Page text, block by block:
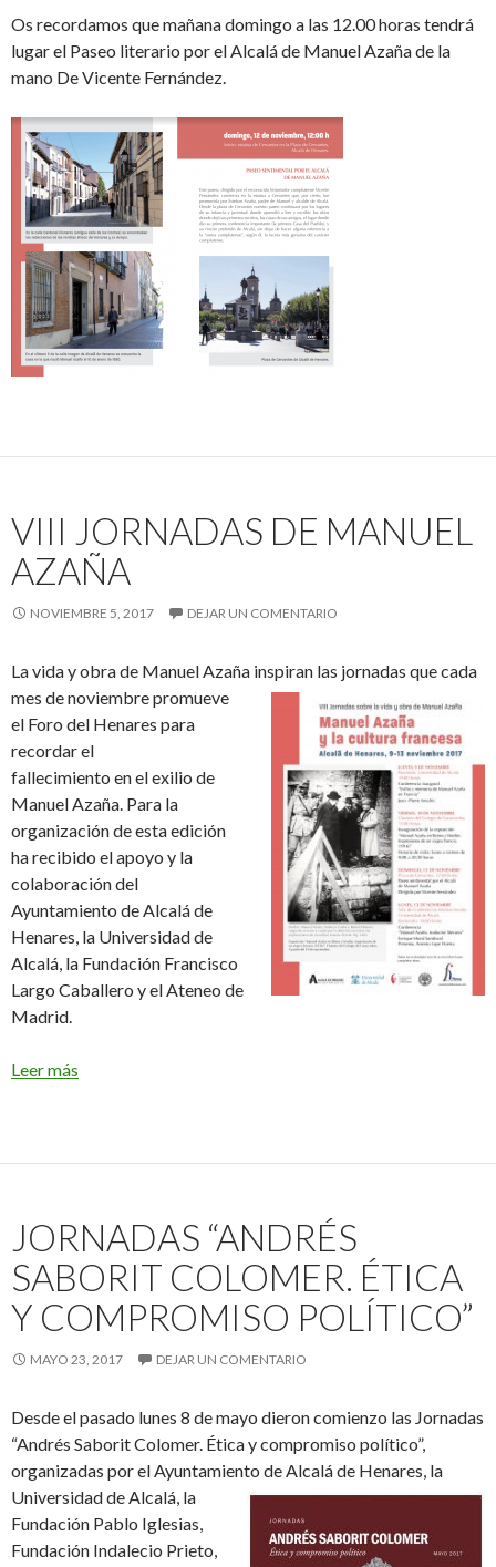
Os recordamos que mañana domingo a las 12.00 horas tendrá
lugar el Paseo literario por el Alcalá de Manuel Azaña de la
mano De Vicente Fernández.
VIII JORNADAS DE MANUEL
AZAÑA
NOVIEMBRE 5, 2017 DEJAR UN COMENTARIO
La vida y obra de Manuel Azaña inspiran las jornadas que cada
mes de noviembre promueve
el Foro del Henares para
recordar el
fallecimiento en el exilio de
Manuel Azaña. Para la
organización de esta edición
ha recibido el apoyo y la
colaboración del
Ayuntamiento de Alcalá de
Henares, la Universidad de
Alcalá, la Fundación Francisco
Largo Caballero y el Ateneo de
Madrid.
Leer más
JORNADAS “ANDRÉS
SABORIT COLOMER. ÉTICA
Y COMPROMISO POLÍTICO”
MAYO 23, 2017 DEJAR UN COMENTARIO
Desde el pasado lunes 8 de mayo dieron comienzo las Jornadas
“Andrés Saborit Colomer. Ética y compromiso político”,
organizadas por el Ayuntamiento de Alcalá de Henares, la
Universidad de Alcalá, la
Fundación Pablo Iglesias,
Fundación Indalecio Prieto,